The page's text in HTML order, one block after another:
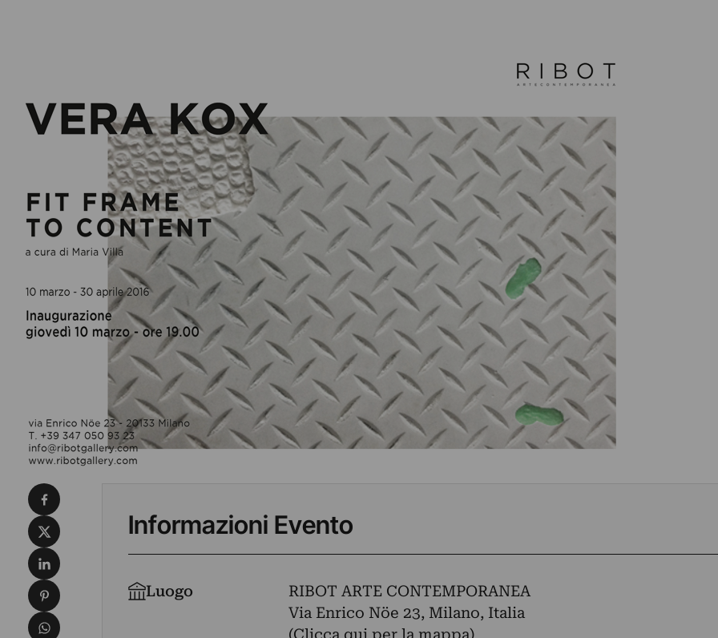
Informazioni Evento
Luogo
RIBOT ARTE CONTEMPORANEA
Via Enrico Nöe 23, Milano, Italia
Condividi su Facebook
Condividi su X
Condividi su LinkedIn
Condividi su Pinterest
Condividi su WhatsApp